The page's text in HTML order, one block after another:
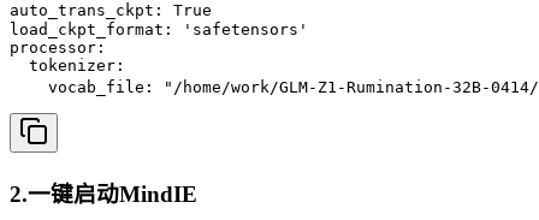
auto_trans_ckpt: True                                  # 打开权重
load_ckpt_format: 'safetensors'
processor:
  tokenizer:
vocab_file: "/home/work/GLM-Z1-Rumination-32B-0414/
2.一键启动MindIE